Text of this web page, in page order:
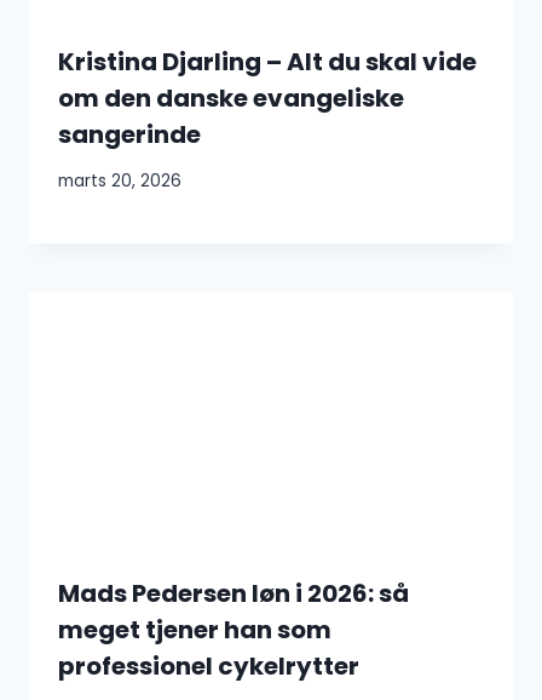
Kristina Djarling – Alt du skal vide
om den danske evangeliske
sangerinde
marts 20, 2026
Mads Pedersen løn i 2026: så
meget tjener han som
professionel cykelrytter